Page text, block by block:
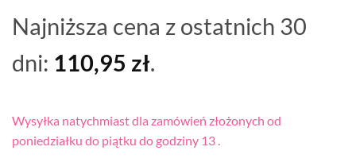
110,95 zł
Najniższa cena z ostatnich 30
dni: 110,95 zł.
Wysyłka natychmiast dla zamówień złożonych od
poniedziałku do piątku do godziny 13 .